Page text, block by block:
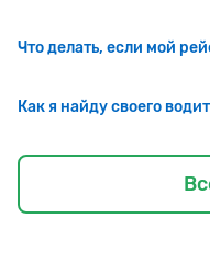
Что делать, если мой
Как я найду своего